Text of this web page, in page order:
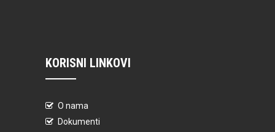
KORISNI LINKOVI
O nama
Dokumenti